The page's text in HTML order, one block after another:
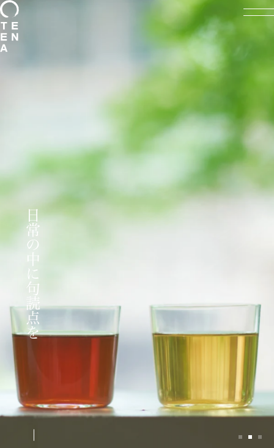
日常の中に句読点を
日常の中に句読点を
日常の中に句読点を